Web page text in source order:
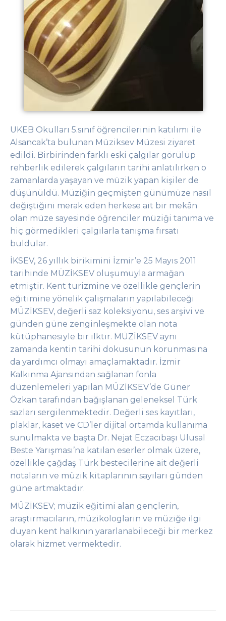
UKEB Okulları 5.sınıf öğrencilerinin katılımı ile
Alsancak’ta bulunan Müziksev Müzesi ziyaret
edildi. Birbirinden farklı eski çalgılar görülüp
rehberlik edilerek çalgıların tarihi anlatılırken o
zamanlarda yaşayan ve müzik yapan kişiler de
düşünüldü. Müziğin geçmişten günümüze nasıl
değiştiğini merak eden herkese ait bir mekân
olan müze sayesinde öğrenciler müziği tanıma ve
hiç görmedikleri çalgılarla tanışma fırsatı
buldular.
İKSEV, 26 yıllık birikimini İzmir’e 25 Mayıs 2011
tarihinde MÜZİKSEV oluşumuyla armağan
etmiştir. Kent turizmine ve özellikle gençlerin
eğitimine yönelik çalışmaların yapılabileceği
MÜZİKSEV, değerli saz koleksiyonu, ses arşivi ve
günden güne zenginleşmekte olan nota
kütüphanesiyle bir ilktir. MÜZİKSEV aynı
zamanda kentin tarihi dokusunun korunmasına
da yardımcı olmayı amaçlamaktadır. İzmir
Kalkınma Ajansından sağlanan fonla
düzenlemeleri yapılan MÜZİKSEV’de Güner
Özkan tarafından bağışlanan geleneksel Türk
sazları sergilenmektedir. Değerli ses kayıtları,
plaklar, kaset ve CD’ler dijital ortamda kullanıma
sunulmakta ve başta Dr. Nejat Eczacıbaşı Ulusal
Beste Yarışması’na katılan eserler olmak üzere,
özellikle çağdaş Türk bestecilerine ait değerli
notaların ve müzik kitaplarının sayıları günden
güne artmaktadır.
MÜZİKSEV; müzik eğitimi alan gençlerin,
araştırmacıların, müzikologların ve müziğe ilgi
duyan kent halkının yararlanabileceği bir merkez
olarak hizmet vermektedir.